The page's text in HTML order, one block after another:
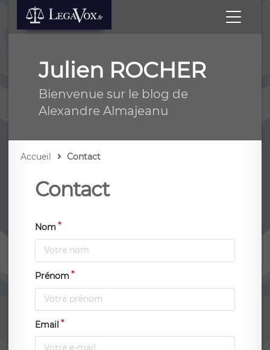
Julien ROCHER
Bienvenue sur le blog de
Alexandre Almajeanu
Accueil Contact
Contact
Nom
Prénom
Email